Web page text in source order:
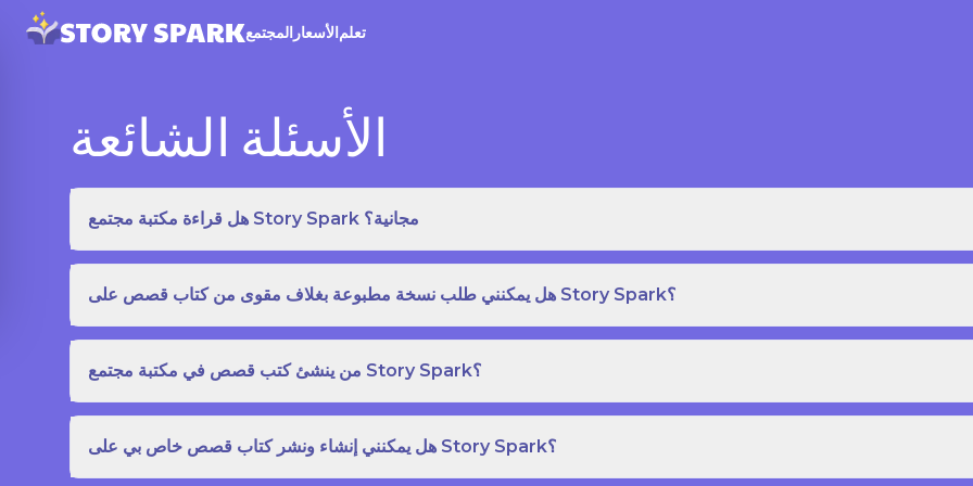
المجتمع الأسعارتعلم
الأسئلة الشائعة
هل قراءة مكتبة مجتمع Story Spark مجانية؟
هل يمكنني طلب نسخة مطبوعة بغلاف مقوى من كتاب قصص على Story Spark؟
من ينشئ كتب قصص في مكتبة مجتمع Story Spark؟
هل يمكنني إنشاء ونشر كتاب قصص خاص بي على Story Spark؟